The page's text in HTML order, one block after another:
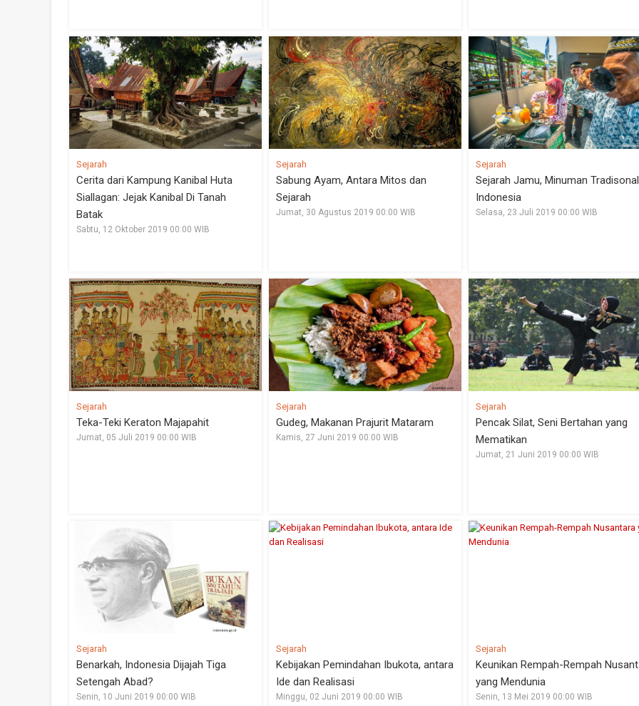
Sejarah
Cerita dari Kampung Kanibal Huta
Siallagan: Jejak Kanibal Di Tanah
Batak
Sabtu, 12 Oktober 2019 00:00 WIB
Sejarah
Sabung Ayam, Antara Mitos dan
Sejarah
Jumat, 30 Agustus 2019 00:00 WIB
Sejarah
Sejarah Jamu, Minuman Tradisonal
Indonesia
Selasa, 23 Juli 2019 00:00 WIB
Sejarah
Teka-Teki Keraton Majapahit
Jumat, 05 Juli 2019 00:00 WIB
Sejarah
Gudeg, Makanan Prajurit Mataram
Kamis, 27 Juni 2019 00:00 WIB
Sejarah
Pencak Silat, Seni Bertahan yang
Mematikan
Jumat, 21 Juni 2019 00:00 WIB
Sejarah
Benarkah, Indonesia Dijajah Tiga
Setengah Abad?
Senin, 10 Juni 2019 00:00 WIB
Sejarah
Kebijakan Pemindahan Ibukota, antara
Ide dan Realisasi
Minggu, 02 Juni 2019 00:00 WIB
Sejarah
Keunikan Rempah-Rempah
yang Mendunia
Senin, 13 Mei 2019 00:00 WIB